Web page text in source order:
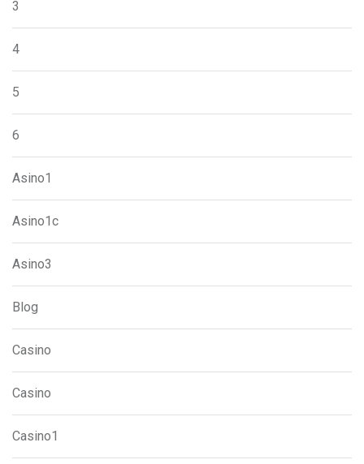
3
4
5
6
Asino1
Asino1c
Asino3
Blog
Casino
Casino
Casino1